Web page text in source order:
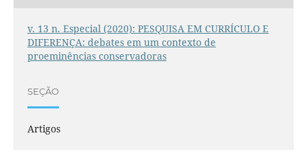
v. 13 n. Especial (2020): PESQUISA EM CURRÍCULO E
DIFERENÇA: debates em um contexto de
proeminências conservadoras
SEÇÃO
Artigos